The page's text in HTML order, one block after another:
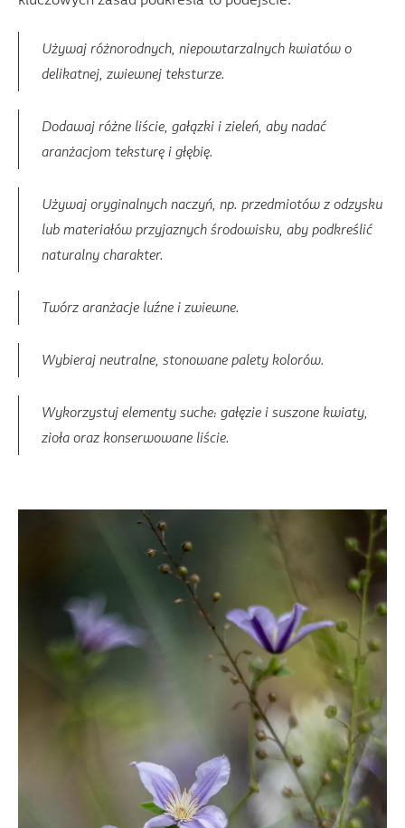
Używaj różnorodnych, niepowtarzalnych kwiatów o
delikatnej, zwiewnej teksturze.
Dodawaj różne liście, gałązki i zieleń, aby nadać
aranżacjom teksturę i głębię.
Używaj oryginalnych naczyń, np. przedmiotów z odzysku
lub materiałów przyjaznych środowisku, aby podkreślić
naturalny charakter.
Twórz aranżacje luźne i zwiewne.
Wybieraj neutralne, stonowane palety kolorów.
Wykorzystuj elementy suche: gałęzie i suszone kwiaty,
zioła oraz konserwowane liście.